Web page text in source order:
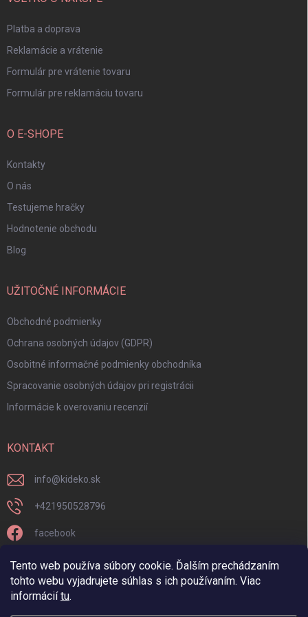
Tento web používa súbory cookie. Ďalším prechádzaním
tohto webu vyjadrujete súhlas s ich používaním. Viac
informáciítu.
Platba a doprava
Reklamácie a vrátenie
Formulár pre vrátenie tovaru
Formulár pre reklamáciu tovaru
O E-SHOPE
Kontakty
O nás
Testujeme hračky
Hodnotenie obchodu
Blog
UŽITOČNÉ INFORMÁCIE
Obchodné podmienky
Ochrana osobných údajov (GDPR)
Osobitné informačné podmienky obchodníka
Spracovanie osobných údajov pri registrácii
Informácie k overovaniu recenzií
KONTAKT
info@kideko.sk
+421950528796
facebook
kideko.sk/